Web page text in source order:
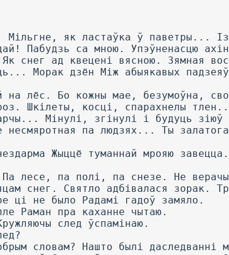
як ластаўка ў паветры...
Пабудзь са мною. Упэўненасцю
снег ад квецені вясною. Зямная
Морак дзён Між абыякавых
на лёс. Бо кожны мае, безумоўна,
Шкілеты, косці, спарахнелы
Мінулі, згінулі і будуць
несмяротная па людзях... Ты
Жыццё туманнай мрояю завецца.
Па лесе, па полі, па снезе. He
снег. Святло адбівалася зорак.
ці не было Радамі гадоў замяло.
Раман пра каханне чытаю.
след ўспамінаю.
словам? Нашто былі